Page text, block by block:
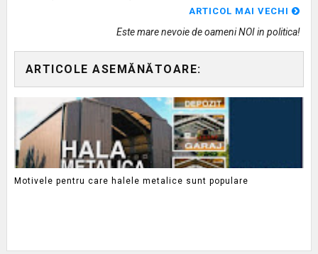
ARTICOL MAI VECHI
Este mare nevoie de oameni NOI in politica!
ARTICOLE ASEMĂNĂTOARE:
Motivele pentru care halele metalice sunt populare